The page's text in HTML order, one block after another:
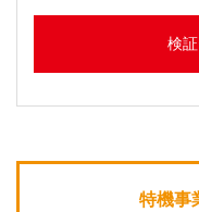
検
特機